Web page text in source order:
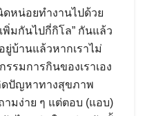
ดหน่อยทำงานไปด้วย
พิ่มกันไปกี่กิโล” กันแล้ว
ยู่บ้านแล้วหากเราไม่
รมการกินของเราเอง
ดปัญหาทางสุขภาพ
มง่าย ๆ แต่ตอบ (แอบ)